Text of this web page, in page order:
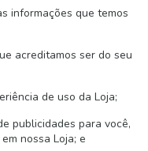
informações que temos
acreditamos ser do seu
de uso da Loja;
publicidades para você,
nossa Loja; e